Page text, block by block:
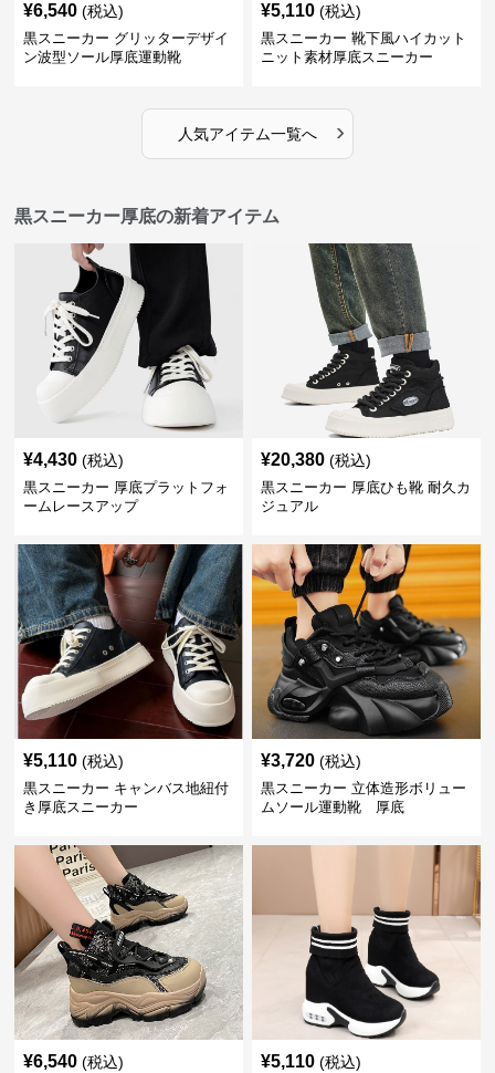
¥6,540 (税込)
黒スニーカー グリッターデザイ
ン波型ソール厚底運動靴
¥5,110 (税込)
黒スニーカー 靴下風ハイカット
ニット素材厚底スニーカー
人気アイテム一覧へ ›
黒スニーカー厚底の新着アイテム
¥4,430 (税込)
黒スニーカー 厚底プラットフォ
ームレースアップ
¥20,380 (税込)
黒スニーカー 厚底ひも靴 耐久カ
ジュアル
¥5,110 (税込)
黒スニーカー キャンバス地紐付
き厚底スニーカー
¥3,720 (税込)
黒スニーカー 立体造形ボリュー
ムソール運動靴 厚底
¥6,540 (税込) ¥5,110 (税込)